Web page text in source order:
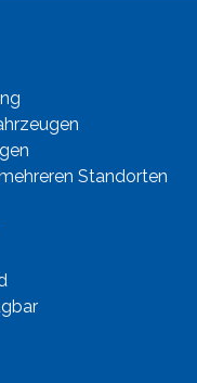
Standorten